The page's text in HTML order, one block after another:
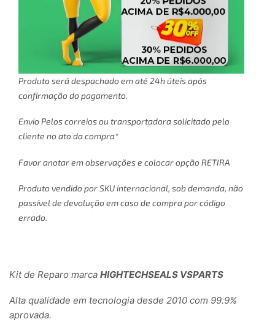
Produto será despachado em até 24h úteis após
confirmação do pagamento.
Envio Pelos correios ou transportadora solicitado pelo
cliente no ato da compra*
Favor anotar em observações e colocar opção RETIRA
Produto vendido por SKU internacional, sob demanda, não
passível de devolução em caso de compra por código
errado.
Kit de Reparo marca HIGHTECHSEALS VSPARTS
Alta qualidade em tecnologia desde 2010 com 99.9%
aprovada.